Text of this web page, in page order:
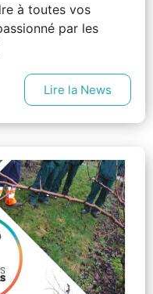
à toutes vos
par les
Lire la News